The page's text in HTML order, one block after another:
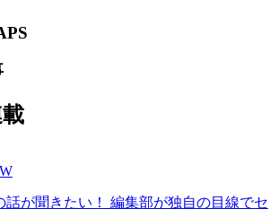
話が聞きたい！ 編集部が独自の目線でセ